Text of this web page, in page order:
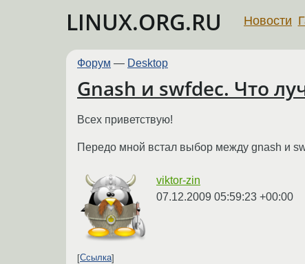
LINUX.ORG.RU Новости
Форум — Desktop
Gnash и swfdec. Что
Всех приветствую!
Передо мной встал выбор между gnash и
viktor-zin
07.12.2009 05:59:23 +00:00
Ссылка